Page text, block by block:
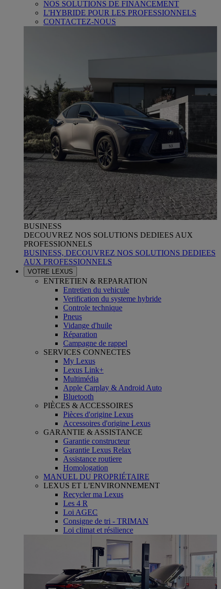
NOS SOLUTIONS DE FINANCEMENT
L'HYBRIDE POUR LES PROFESSIONNELS
CONTACTEZ-NOUS
BUSINESS
DECOUVREZ NOS SOLUTIONS DEDIEES AUX
PROFESSIONNELS
BUSINESS, DECOUVREZ NOS SOLUTIONS DEDIEES
AUX PROFESSIONNELS
VOTRE LEXUS
ENTRETIEN & REPARATION
Entretien du vehicule
Verification du systeme hybride
Controle technique
Pneus
Vidange d'huile
Réparation
Campagne de rappel
SERVICES CONNECTES
My Lexus
Lexus Link+
Multimédia
Apple Carplay & Android Auto
Bluetooth
PIÈCES & ACCESSOIRES
Pièces d'origine Lexus
Accessoires d'origine Lexus
GARANTIE & ASSISTANCE
Garantie constructeur
Garantie Lexus Relax
Assistance routiere
Homologation
MANUEL DU PROPRIÉTAIRE
LEXUS ET L'ENVIRONNEMENT
Recycler ma Lexus
Les 4 R
Loi AGEC
Consigne de tri - TRIMAN
Loi climat et résilience